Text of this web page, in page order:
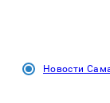
Новости